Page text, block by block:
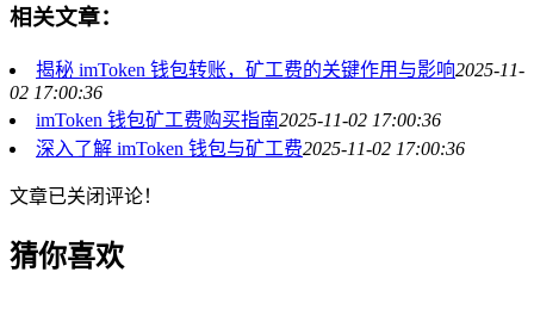
相关文章：
揭秘 imToken 钱包转账，矿工费的关键作用与影响2025-11-
02 17:00:36
imToken 钱包矿工费购买指南2025-11-02 17:00:36
深入了解 imToken 钱包与矿工费2025-11-02 17:00:36
文章已关闭评论！
猜你喜欢